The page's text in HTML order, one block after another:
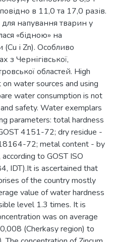
в 11,0 та 17,0 разів.
напування тварин у
«бідною» на
(Cu і Zn). Особливо
з Чернігівської,
областей. High
water sources and using
water consumption is not
safety. Water exemplars
parameters: total hardness
4151-72; dry residue -
72; metal content - by
to GOST ISO
IDT).It is ascertained that
of the country mostly
value of water hardness
level 1.3 times. It is
was on average
(Cherkasy region) to